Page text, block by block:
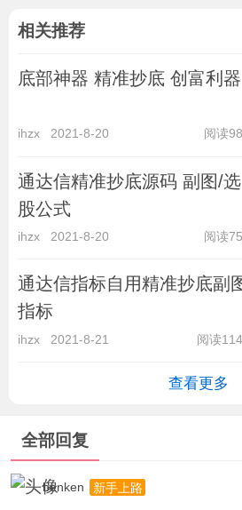
相关推荐
底部神器 精准抄底 创富利器
ihzx 2021-8-20 阅读
通达信精准抄底源码 副图/选
股公式
ihzx 2021-8-20 阅读
通达信指标自用精准抄底副
指标
ihzx 2021-8-21 阅读
查看更多
全部回复
benken 新手上路